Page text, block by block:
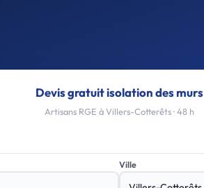
Devis gratuit isolation des murs
Artisans RGE à Villers-Cotterêts · 48 h
Ville